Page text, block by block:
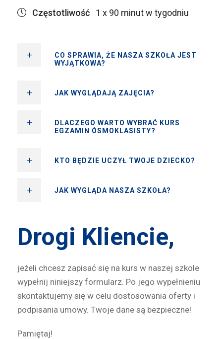
Częstotliwość 1 x 90 minut w tygodniu
CO SPRAWIA, ŻE NASZA SZKOŁA JEST
WYJĄTKOWA?
JAK WYGLĄDAJĄ ZAJĘCIA?
DLACZEGO WARTO WYBRAĆ KURS
EGZAMIN ÓSMOKLASISTY?
KTO BĘDZIE UCZYŁ TWOJE DZIECKO?
JAK WYGLĄDA NASZA SZKOŁA?
Drogi Kliencie,
jeżeli chcesz zapisać się na kurs w naszej szkole
wypełnij niniejszy formularz. Po jego wypełnieniu
skontaktujemy się w celu dostosowania oferty i
podpisania umowy. Twoje dane są bezpieczne!
Pamiętaj!